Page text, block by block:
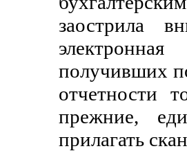
заострила
получивших
отчетности
прежние,
прилагать